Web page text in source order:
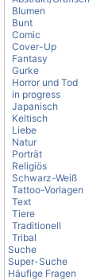
Blumen
Bunt
Comic
Cover-Up
Fantasy
Gurke
Horror und Tod
in progress
Japanisch
Keltisch
Liebe
Natur
Porträt
Religiös
Schwarz-Weiß
Tattoo-Vorlagen
Text
Tiere
Traditionell
Tribal
Suche
Super-Suche
Häufige Fragen